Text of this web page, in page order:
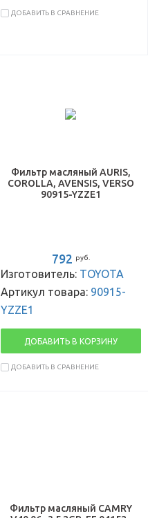
ДОБАВИТЬ В СРАВНЕНИЕ
Фильтр масляный AURIS,
COROLLA, AVENSIS, VERSO
90915-YZZE1
792 руб.
Изготовитель: TOYOTA
Артикул товара: 90915-
YZZE1
ДОБАВИТЬ В КОРЗИНУ
ДОБАВИТЬ В СРАВНЕНИЕ
Фильтр масляный CAMRY